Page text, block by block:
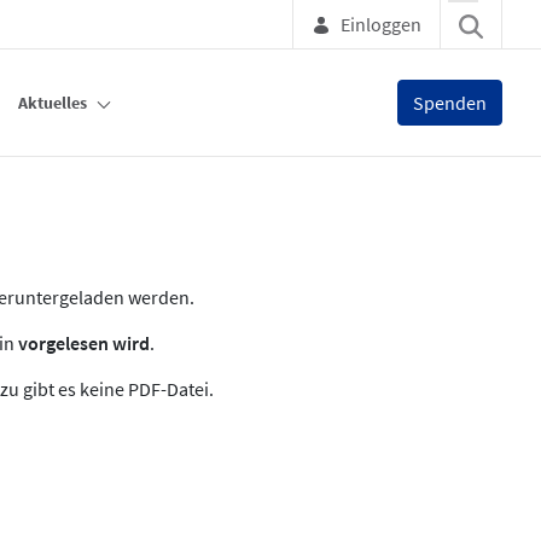
Einloggen
Aktuelles Spenden
werden.
vorgelesen wird.
gibt es keine PDF-Datei.